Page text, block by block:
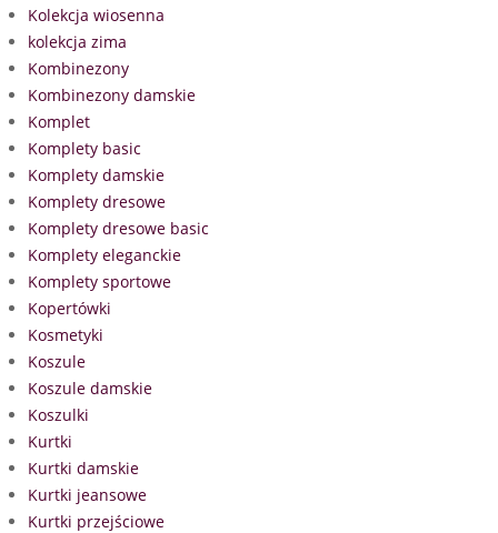
Kolekcja wiosenna
kolekcja zima
Kombinezony
Kombinezony damskie
Komplet
Komplety basic
Komplety damskie
Komplety dresowe
Komplety dresowe basic
Komplety eleganckie
Komplety sportowe
Kopertówki
Kosmetyki
Koszule
Koszule damskie
Koszulki
Kurtki
Kurtki damskie
Kurtki jeansowe
Kurtki przejściowe